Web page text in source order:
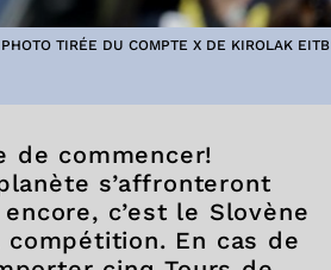
PHOTO TIRÉE DU COMPTE X DE KIROLAK EITB
de commencer!
s’affronteront
c’est le Slovène
En cas de